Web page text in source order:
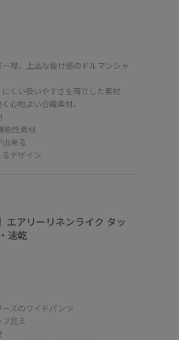
襟、上品な抜け感のドルマンシャ
くい扱いやすさを両立した素材
心地よい合繊素材。
能性素材
来る
デザイン
エアリーリネンライク タッ
速乾
ズのワイドパンツ
見え